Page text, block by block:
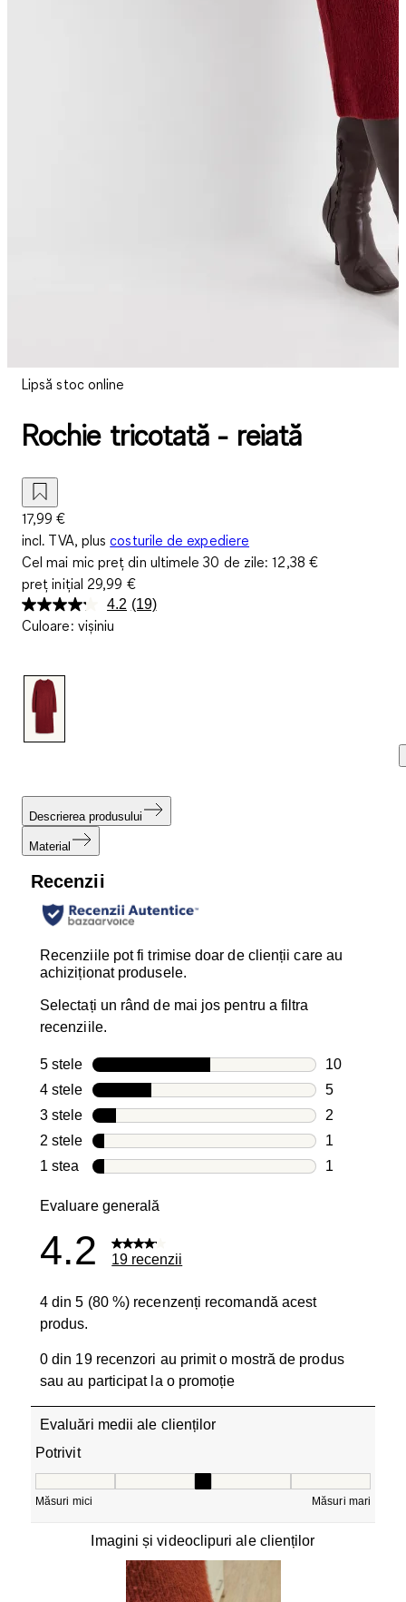
Lipsă stoc online
Rochie tricotată - reiată
17,99 €
incl. TVA, plus costurile de expediere
Cel mai mic preț din ultimele 30 de zile:12,38 €
preț inițial 29,99 €
4.2 Citiți
(19)
Culoare: vișiniu
Descrierea produsului
Material
Recenzii
Recenziile pot fi trimise doar de clienții care au
achiziționat produsele.
Selectați un rând de mai jos pentru a filtra
recenziile.
5 stele stele
10
10 recenzii
4 stele stele
5
5 recenzii
3 stele stele
2
2 recenzii
2 stele stele
1
1 recenzie
1 stea stele
1
Evaluare generală
4.2 19 recenzii
4 din 5 (80 %) recenzenți recomandă acest
produs.
0 din 19 recenzori au primit o mostră de produs
sau au participat la o promoție
Evaluări medii ale clienților
Potrivit
Măsuri mici Măsuri mari
Imagini și videoclipuri ale clienților